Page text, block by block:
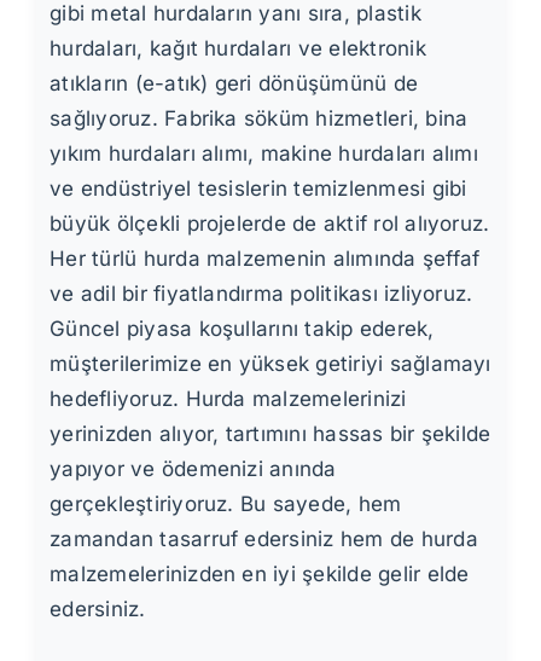
gibi metal hurdaların yanı sıra, plastik
hurdaları, kağıt hurdaları ve elektronik
atıkların (e-atık) geri dönüşümünü de
sağlıyoruz. Fabrika söküm hizmetleri, bina
yıkım hurdaları alımı, makine hurdaları alımı
ve endüstriyel tesislerin temizlenmesi gibi
büyük ölçekli projelerde de aktif rol alıyoruz.
Her türlü hurda malzemenin alımında şeffaf
ve adil bir fiyatlandırma politikası izliyoruz.
Güncel piyasa koşullarını takip ederek,
müşterilerimize en yüksek getiriyi sağlamayı
hedefliyoruz. Hurda malzemelerinizi
yerinizden alıyor, tartımını hassas bir şekilde
yapıyor ve ödemenizi anında
gerçekleştiriyoruz. Bu sayede, hem
zamandan tasarruf edersiniz hem de hurda
malzemelerinizden en iyi şekilde gelir elde
edersiniz.